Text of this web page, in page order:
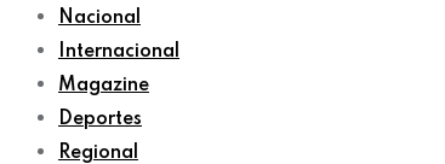
Nacional
Internacional
Magazine
Deportes
Regional